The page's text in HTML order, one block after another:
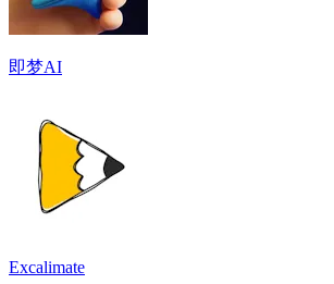
即梦AI
Excalimate